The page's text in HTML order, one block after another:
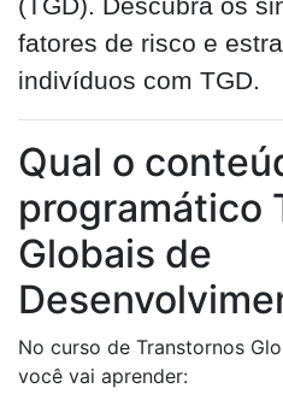
(TGD). Descubra os
fatores de risco e
indivíduos com TGD.
Qual o
programático
Globais de
No curso de Transtornos
você vai aprender: